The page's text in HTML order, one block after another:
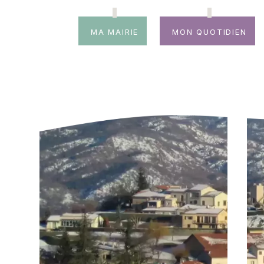
Ma mairie Mon quotidien